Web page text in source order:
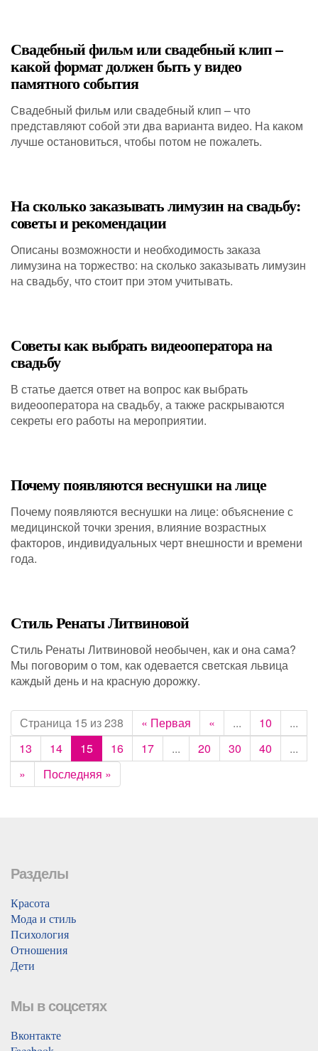
Свадебный фильм или свадебный клип –
какой формат должен быть у видео
памятного события
Свадебный фильм или свадебный клип – что
представляют собой эти два варианта видео. На каком
лучше остановиться, чтобы потом не пожалеть.
На сколько заказывать лимузин на свадьбу:
советы и рекомендации
Описаны возможности и необходимость заказа
лимузина на торжество: на сколько заказывать лимузин
на свадьбу, что стоит при этом учитывать.
Советы как выбрать видеооператора на
свадьбу
В статье дается ответ на вопрос как выбрать
видеооператора на свадьбу, а также раскрываются
секреты его работы на мероприятии.
Почему появляются веснушки на лице
Почему появляются веснушки на лице: объяснение с
медицинской точки зрения, влияние возрастных
факторов, индивидуальных черт внешности и времени
года.
Стиль Ренаты Литвиновой
Стиль Ренаты Литвиновой необычен, как и она сама?
Мы поговорим о том, как одевается светская львица
каждый день и на красную дорожку.
Страница 15 из 238 « Первая « ... 10
...
13
14 15 16 17 ... 20 30 40
...
»
Последняя »
Разделы
Красота
Мода и стиль
Психология
Отношения
Дети
Мы в соцсетях
Вконтакте